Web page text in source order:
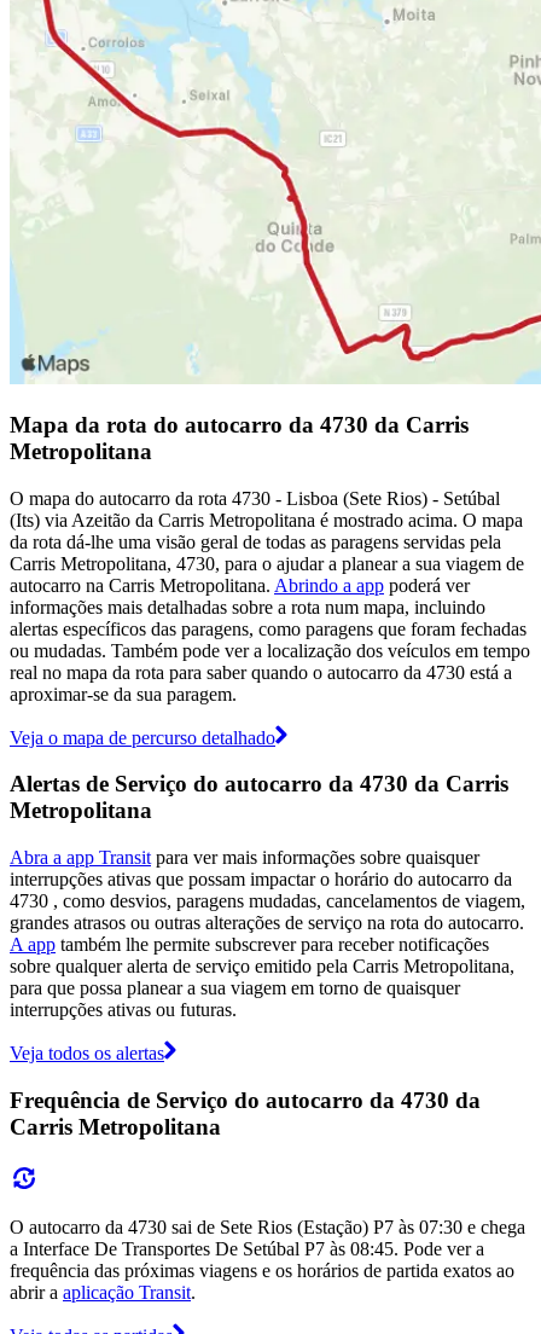
Mapa da rota do autocarro da 4730 da Carris
Metropolitana
O mapa do autocarro da rota 4730 - Lisboa (Sete Rios) - Setúbal
(Its) via Azeitão da Carris Metropolitana é mostrado acima. O mapa
da rota dá-lhe uma visão geral de todas as paragens servidas pela
Carris Metropolitana, 4730, para o ajudar a planear a sua viagem de
autocarro na Carris Metropolitana. Abrindo a app poderá ver
informações mais detalhadas sobre a rota num mapa, incluindo
alertas específicos das paragens, como paragens que foram fechadas
ou mudadas. Também pode ver a localização dos veículos em tempo
real no mapa da rota para saber quando o autocarro da 4730 está a
aproximar-se da sua paragem.
Veja o mapa de percurso detalhado
Alertas de Serviço do autocarro da 4730 da Carris
Metropolitana
Abra a app Transit para ver mais informações sobre quaisquer
interrupções ativas que possam impactar o horário do autocarro da
4730 , como desvios, paragens mudadas, cancelamentos de viagem,
grandes atrasos ou outras alterações de serviço na rota do autocarro.
A app também lhe permite subscrever para receber notificações
sobre qualquer alerta de serviço emitido pela Carris Metropolitana,
para que possa planear a sua viagem em torno de quaisquer
interrupções ativas ou futuras.
Veja todos os alertas
Frequência de Serviço do autocarro da 4730 da
Carris Metropolitana
O autocarro da 4730 sai de Sete Rios (Estação) P7 às 07:30 e chega
a Interface De Transportes De Setúbal P7 às 08:45. Pode ver a
frequência das próximas viagens e os horários de partida exatos ao
abrir a aplicação Transit.